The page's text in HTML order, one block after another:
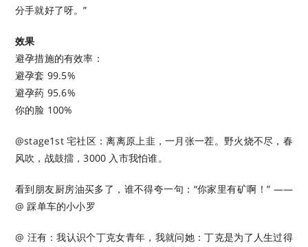
分手就好了呀。”
效果
避孕措施的有效率：
避孕套 99.5%
避孕药 95.6%
你的脸 100%
@stage1st 宅社区：离离原上韭，一月张一茬。野火烧不尽，春
风吹，战鼓擂，3000 入市我怕谁。
看到朋友厨房油买多了，谁不得夸一句：“你家里有矿啊！” ​​​​——
@ 踩单车的小小罗 ​​​
@ 汪有：我认识个丁克女青年，我就问她：丁克是为了人生过得